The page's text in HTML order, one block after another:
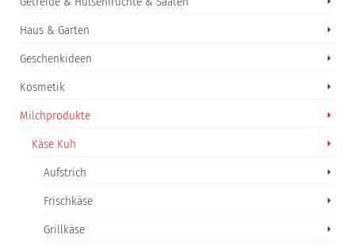
Haus & Garten
Geschenkideen
Kosmetik
Milchprodukte
Käse Kuh
Aufstrich
Frischkäse
Grillkäse